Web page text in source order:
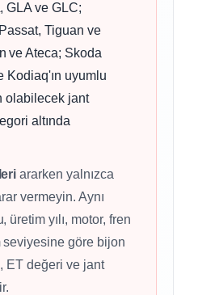
GLA ve GLC;
Tiguan ve
ve Ateca; Skoda
Kodiaq'ın uyumlu
olabilecek jant
altında
ararken yalnızca
vermeyin. Aynı
üretim yılı, motor, fren
seviyesine göre bijon
ET değeri ve jant